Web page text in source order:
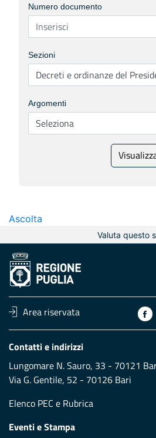
Numero documento
Sezioni
Argomenti
Ascolta
Valuta questo
Area riservata
Contatti e indirizzi
Lungomare N. Sauro, 33 - 70121
Via G. Gentile, 52 - 70126 Bari
Elenco PEC e Rubrica
Eventi e Stampa